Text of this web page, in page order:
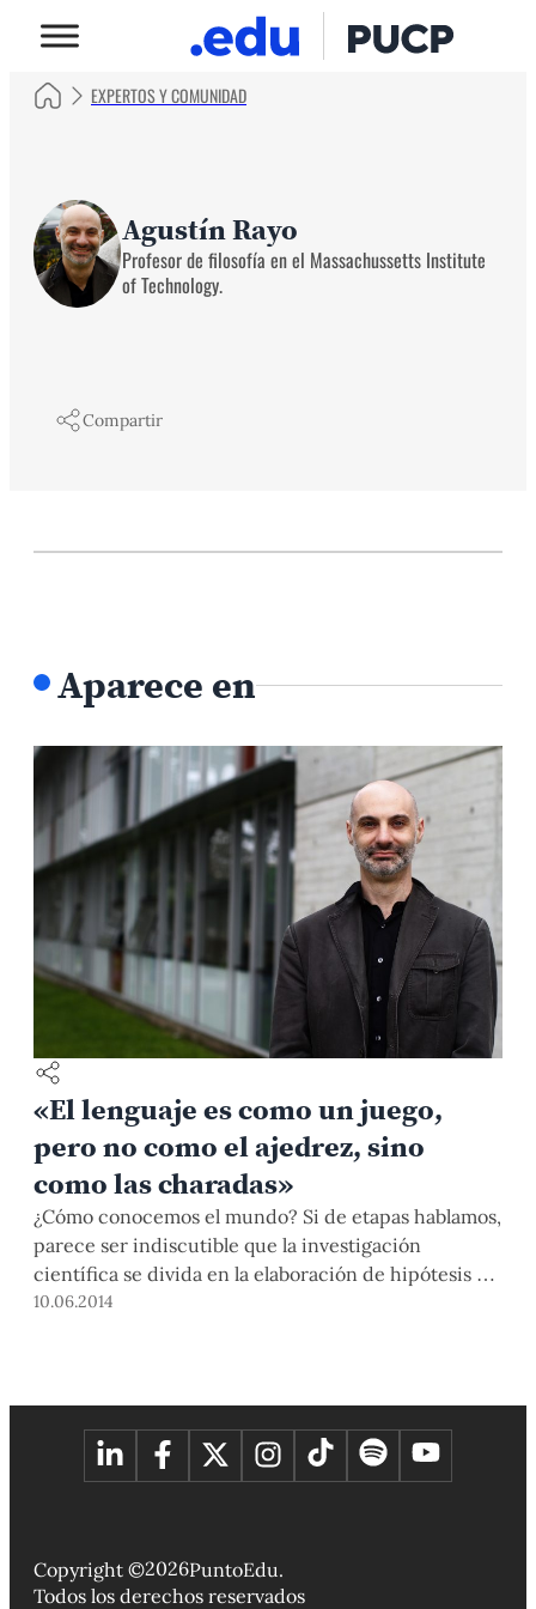
EXPERTOS Y COMUNIDAD
Agustín Rayo
Profesor de filosofía en el Massachussetts Institute
of Technology.
Compartir
Aparece en
«El lenguaje es como un juego,
pero no como el ajedrez, sino
como las charadas»
¿Cómo conocemos el mundo? Si de etapas hablamos,
parece ser indiscutible que la investigación
científica se divida en la elaboración de hipótesis y
la validación de una de ellas. Es decir, en un antes y
nos detalla en qué consiste su modelo de lenguaje,
pues es a través de este que intentamos acercarnos
organizado por el Centro de Estudios Filosóficos.
10.06.2014
Copyright ©2026PuntoEdu.
Todos los derechos reservados